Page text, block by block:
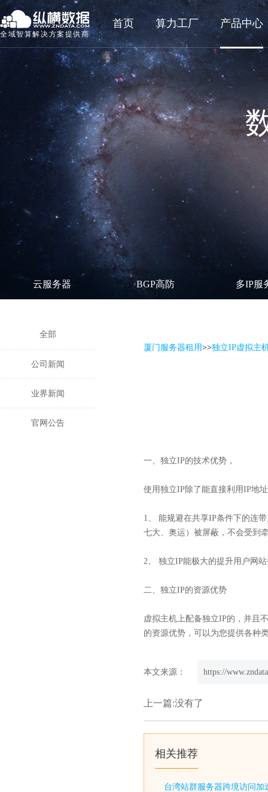
全域智算解决方案提供商
首页 算力工厂 产品中心
云服务器 BGP高防 多IP服
全部
公司新闻
业界新闻
官网公告
厦门服务器租用>>独立IP虚拟主
一、独立IP的技术优势，
使用独立IP除了能直接利用IP地
1、 能规避在共享IP条件下的连
七大、奥运）被屏蔽，不会受到
2、 独立IP能极大的提升用户网
二、独立IP的资源优势
虚拟主机上配备独立IP的，并且
的资源优势，可以为您提供各种
本文来源： https://
上一篇:没有了
相关推荐
台湾站群服务器跨境访问加